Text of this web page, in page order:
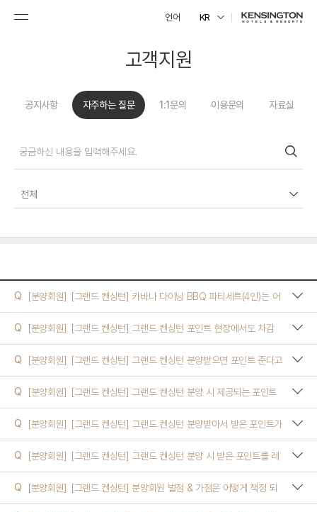
언어 KR
고객지원
공지사항 자주하는 질문 1:1문의 이용문의 자료실
전체
객실
켄싱턴 캐시
리조트(콘도)
기타
Q [분양회원] [그랜드 켄싱턴] 카바나 다이닝 BBQ 파티세트(4인)는 어
떻게 구성되어 있나요? 1인 추가 요금은 얼마인가요?
Q
[분양회원] [그랜드 켄싱턴] 그랜드 켄싱턴 포인트 현장에서도 차감
되나요? 꼭 예약할때 결정해야하나요?
Q
[분양회원] [그랜드 켄싱턴] 그랜드 켄싱턴 분양받으면 포인트 준다고
했는데 포인트가 얼마 였죠? 언제까지 지급 되나요?
Q
[분양회원] [그랜드 켄싱턴] 그랜드 켄싱턴 분양 시 제공되는 포인트
는 어떻게 받을 수 있나요?
Q
[분양회원] [그랜드 켄싱턴] 그랜드 켄싱턴 분양받아서 받은 포인트가
있는데, 사용기간은 어떻게 되나요?
Q
[분양회원] [그랜드 켄싱턴] 그랜드 켄싱턴 분양 시 받은 포인트를 레
스토랑에서도 사용할 수 있나요?
Q
[분양회원] [그랜드 켄싱턴] 분양회원 벌점 & 가점은 어떻게 책정 되
나요?